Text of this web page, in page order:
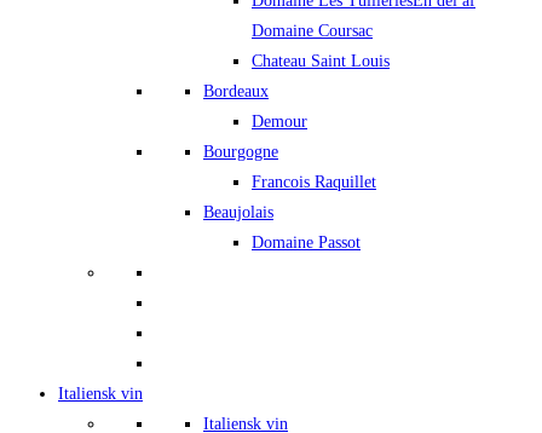
Domaine Coursac
Chateau Saint Louis
Bordeaux
Demour
Bourgogne
Francois Raquillet
Beaujolais
Domaine Passot
Italiensk vin
Italiensk vin